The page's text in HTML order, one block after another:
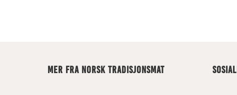
MER FRA NORSK TRADISJONSMAT